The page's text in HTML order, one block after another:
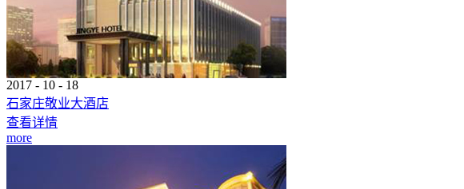
2017 - 10 - 18
石家庄敬业大酒店
查看详情
more